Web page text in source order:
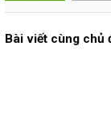
Bài viết cùng chủ